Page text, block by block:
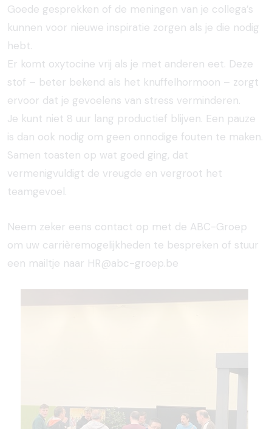
Goede gesprekken of de meningen van je collega’s
kunnen voor nieuwe inspiratie zorgen als je die nodig
hebt.
Er komt oxytocine vrij als je met anderen eet. Deze
stof – beter bekend als het knuffelhormoon – zorgt
ervoor dat je gevoelens van stress verminderen.
Je kunt niet 8 uur lang productief blijven. Een pauze
is dan ook nodig om geen onnodige fouten te maken.
Samen toasten op wat goed ging, dat
vermenigvuldigt de vreugde en vergroot het
teamgevoel.
Neem zeker eens contact op met de ABC-Groep
om uw carrièremogelijkheden te bespreken of stuur
een mailtje naar HR@abc-groep.be